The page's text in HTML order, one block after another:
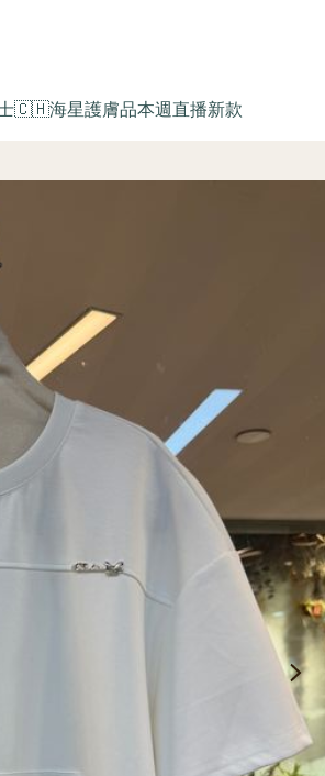
🇨🇭海星護膚品本週直播新款